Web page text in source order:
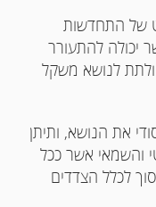
של התחדשות
יכולה להתעורר
ולתת לנושא משקל
את הנושא, ותיתן
והשמאי אשר ככל
לכלל הצדדים